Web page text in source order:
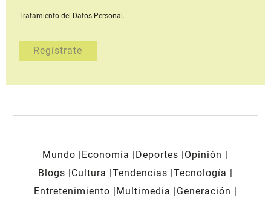
Tratamiento del Datos Personal.
Mundo Economía Deportes
Opinión
Blogs
Cultura Tendencias Tecnología
Entretenimiento
Multimedia
Generación